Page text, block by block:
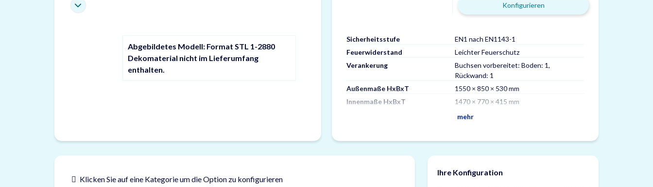
Abgebildetes Modell: Format STL 1-2880
Dekomaterial nicht im Lieferumfang
enthalten.
Konfigurieren
Sicherheitsstufe
EN1 nach EN1143-1
Feuerwiderstand
Leichter Feuerschutz
Verankerung
Buchsen vorbereitet: Boden: 1,
Rückwand: 1
Außenmaße HxBxT
1550 × 850 × 530 mm
Innenmaße HxBxT
1470 × 770 × 415 mm
mehr
Klicken Sie auf eine Kategorie um die Option zu konfigurieren
Ihre Konfiguration